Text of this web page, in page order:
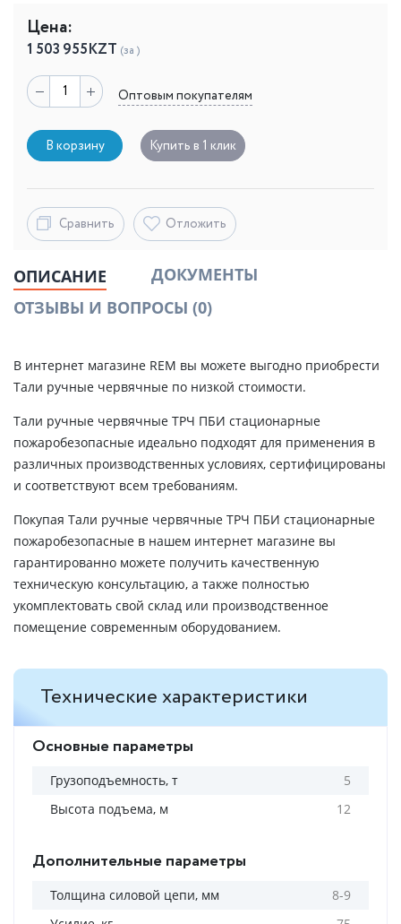
Цена:
1 503 955KZT (за )
Оптовым покупателям
В корзину Купить в 1 клик
Сравнить Отложить
ОПИСАНИЕ
ДОКУМЕНТЫ
ОТЗЫВЫ И ВОПРОСЫ (0)
В интернет магазине REM вы можете выгодно приобрести
Тали ручные червячные по низкой стоимости.
Тали ручные червячные ТРЧ ПБИ стационарные
пожаробезопасные идеально подходят для применения в
различных производственных условиях, сертифицированы
и соответствуют всем требованиям.
Покупая Тали ручные червячные ТРЧ ПБИ стационарные
пожаробезопасные в нашем интернет магазине вы
гарантированно можете получить качественную
техническую консультацию, а также полностью
укомплектовать свой склад или производственное
помещение современным оборудованием.
Технические характеристики
Основные параметры
Грузоподъемность, т
5
Высота подъема, м
12
Дополнительные параметры
Толщина силовой цепи, мм
8-9